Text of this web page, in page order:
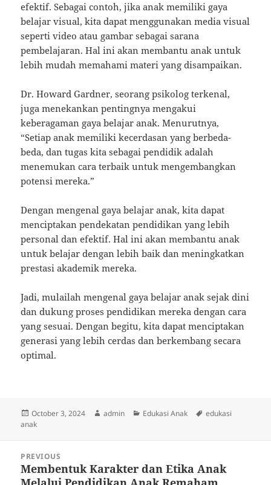
efektif. Sebagai contoh, jika anak memiliki gaya
belajar visual, kita dapat menggunakan media visual
seperti video atau gambar sebagai sarana
pembelajaran. Hal ini akan membantu anak untuk
lebih mudah memahami materi yang disampaikan.
Dr. Howard Gardner, seorang psikolog terkenal,
juga menekankan pentingnya mengakui
keberagaman gaya belajar anak. Menurutnya,
“Setiap anak memiliki kecerdasan yang berbeda-
beda, dan tugas kita sebagai pendidik adalah
menemukan cara terbaik untuk mengembangkan
potensi mereka.”
Dengan mengenal gaya belajar anak, kita dapat
menciptakan pendekatan pendidikan yang lebih
personal dan efektif. Hal ini akan membantu anak
untuk belajar dengan lebih baik dan meningkatkan
prestasi akademik mereka.
Jadi, mulailah mengenal gaya belajar anak sejak dini
dan dukung proses pendidikan mereka dengan cara
yang sesuai. Dengan begitu, kita dapat menciptakan
generasi yang lebih cerdas dan berkembang secara
optimal.
Posted
on
October 3, 2024 Author
admin Categories
Edukasi Anak Tags
edukasi
anak
navigation
PREVIOUS
Previous
Membentuk Karakter dan Etika Anak